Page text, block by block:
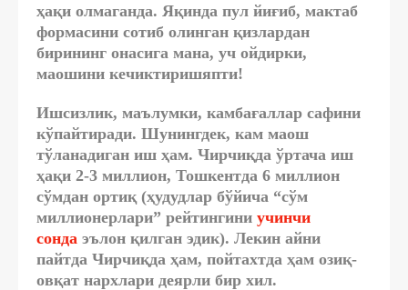
ҳақи олмаганда. Яқинда пул йиғиб, мактаб
формасини сотиб олинган қизлардан
бирининг онасига мана, уч ойдирки,
маошини кечиктиришяпти!
Ишсизлик, маълумки, камбағаллар сафини
кўпайтиради. Шунингдек, кам маош
тўланадиган иш ҳам. Чирчиқда ўртача иш
ҳақи 2-3 миллион, Тошкентда 6 миллион
сўмдан ортиқ (ҳудудлар бўйича “сўм
миллионерлари” рейтингини учинчи
сонда эълон қилган эдик). Лекин айни
пайтда Чирчиқда ҳам, пойтахтда ҳам озиқ-
овқат нархлари деярли бир хил.